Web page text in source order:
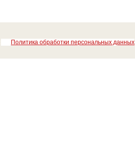
Политика обработки персональных данных